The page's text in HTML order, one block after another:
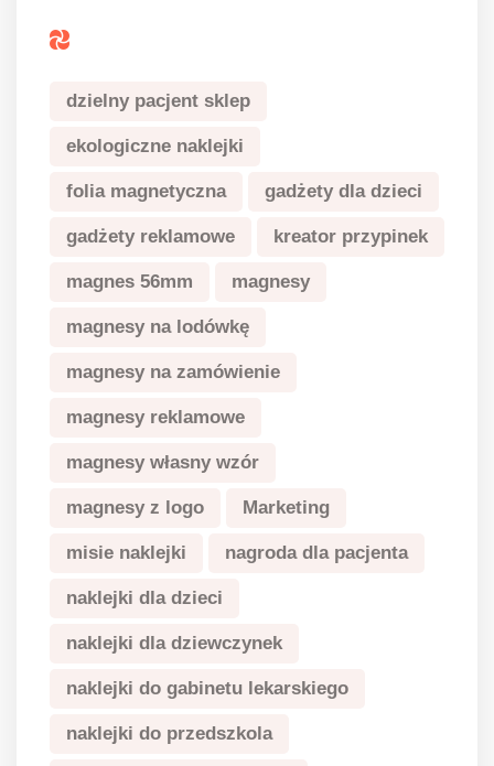
dzielny pacjent sklep
ekologiczne naklejki
folia magnetyczna gadżety dla dzieci
gadżety reklamowe kreator przypinek
magnes 56mm magnesy
magnesy na lodówkę
magnesy na zamówienie
magnesy reklamowe
magnesy własny wzór
magnesy z logo Marketing
misie naklejki nagroda dla pacjenta
naklejki dla dzieci
naklejki dla dziewczynek
naklejki do gabinetu lekarskiego
naklejki do przedszkola